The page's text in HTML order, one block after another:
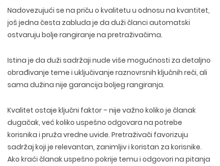
Nadovezujući se na priču o kvalitetu u odnosu na kvantitet,
još jedna česta zabluda je da duži članci automatski
ostvaruju bolje rangiranje na pretraživačima.
Istina je da duži sadržaji nude više mogućnosti za detaljno
obrađivanje teme i uključivanje raznovrsnih ključnih reči, ali
sama dužina nije garancija boljeg rangiranja.
Kvalitet ostaje ključni faktor – nije važno koliko je članak
dugačak, već koliko uspešno odgovara na potrebe
korisnika i pruža vredne uvide. Pretraživači favorizuju
sadržaj koji je relevantan, zanimljiv i koristan za korisnike.
Ako kraći članak uspešno pokrije temu i odgovori na pitanja